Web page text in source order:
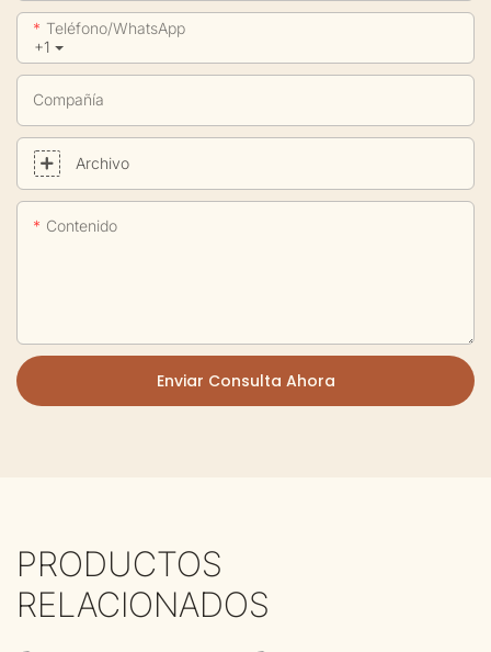
+1
Teléfono/WhatsApp
Compañía
Archivo
Contenido
Enviar Consulta Ahora
PRODUCTOS
RELACIONADOS